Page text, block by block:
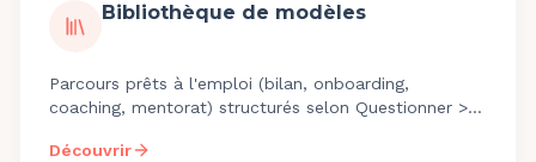
Bibliothèque de modèles
Parcours prêts à l'emploi (bilan, onboarding,
coaching, mentorat) structurés selon Questionner >
Découvrir